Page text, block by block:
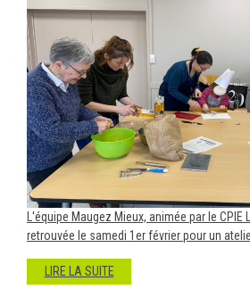
L'équipe Maugez Mieux, animée par le
retrouvée le samedi 1er février pour un
LIRE LA SUITE